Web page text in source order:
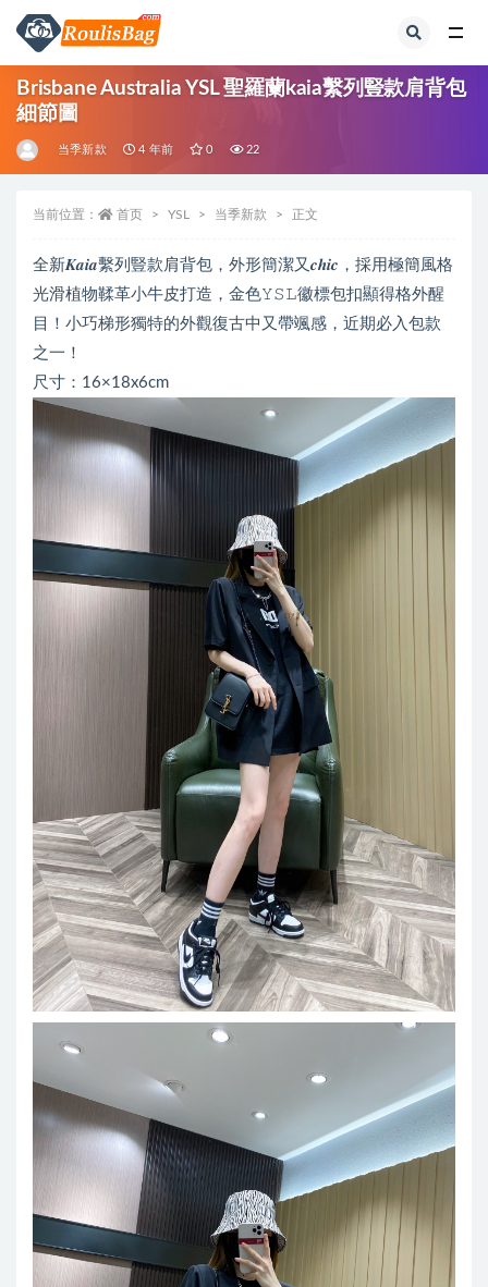
Brisbane Australia YSL 聖羅蘭kaia繫列豎款肩背包
細節圖
当季新款 4 年前 0 22
当前位置： 首页 YSL 当季新款 正文
全新𝑲𝒂𝒊𝒂繫列豎款肩背包，外形簡潔又𝒄𝒉𝒊𝒄，採用極簡風格
光滑植物鞣革小牛皮打造，金色𝚈𝚂𝙻徽標包扣顯得格外醒
目！小巧梯形獨特的外觀復古中又帶颯感，近期必入包款
之一！
尺寸：16×18x6cm